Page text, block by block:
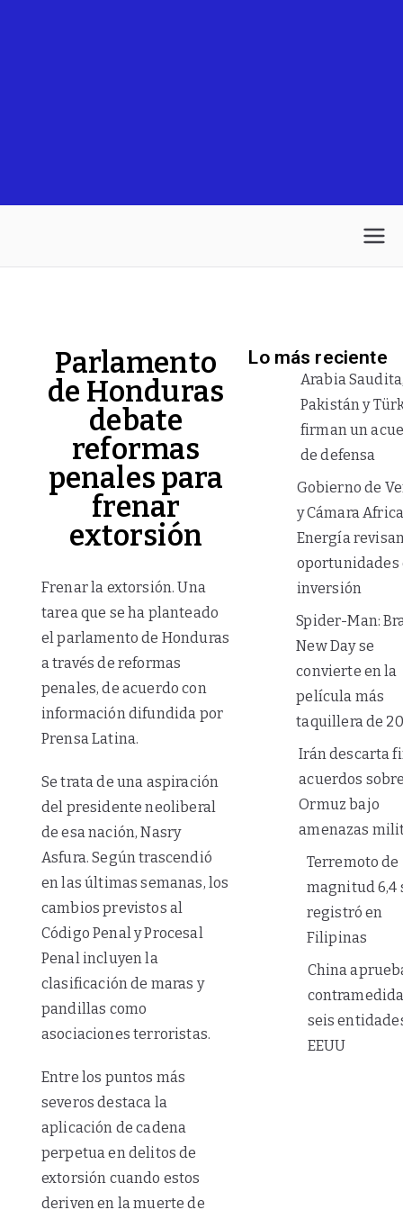
Parlamento
de Honduras
debate
reformas
penales para
frenar
extorsión
Frenar la extorsión. Una
tarea que se ha planteado
el parlamento de Honduras
a través de reformas
penales, de acuerdo con
información difundida por
Prensa Latina.
Se trata de una aspiración
del presidente neoliberal
de esa nación, Nasry
Asfura. Según trascendió
en las últimas semanas, los
cambios previstos al
Código Penal y Procesal
Penal incluyen la
clasificación de maras y
pandillas como
asociaciones terroristas.
Entre los puntos más
severos destaca la
aplicación de cadena
perpetua en delitos de
extorsión cuando estos
deriven en la muerte de
Lo más reciente
Arabia
Pakistán y
firman un
de defensa
Gobierno de
y Cámara
Energía
oportunidades
inversión
Spider-Man:
New Day se
convierte en la
película más
taquillera de
Irán descarta
acuerdos
Ormuz bajo
amenazas
Terremoto de
magnitud 6,4
registró en
Filipinas
China
seis
EEUU